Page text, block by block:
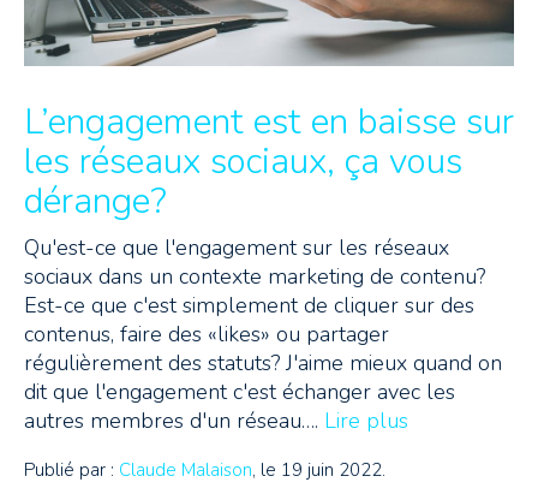
L’engagement est en baisse sur
les réseaux sociaux, ça vous
dérange?
Qu'est-ce que l'engagement sur les réseaux
sociaux dans un contexte marketing de contenu?
Est-ce que c'est simplement de cliquer sur des
contenus, faire des «likes» ou partager
régulièrement des statuts? J'aime mieux quand on
dit que l'engagement c'est échanger avec les
autres membres d'un réseau…. Lire plus
Publié par : Claude Malaison, le 19 juin 2022.